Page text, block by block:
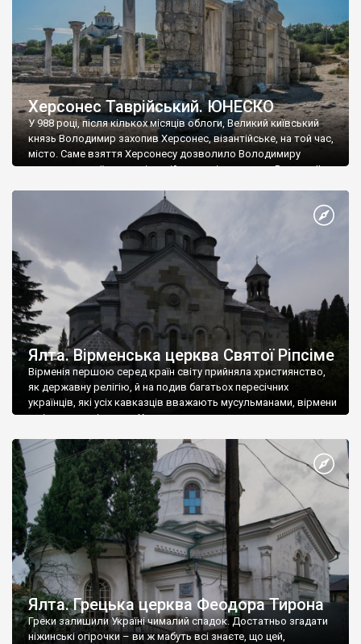
Херсонес Таврійський. ЮНЕСКО
У 988 році, після кількох місяців облоги, Великий київський
князь Володимир захопив Херсонес, візантійське, на той час,
місто. Саме взяття Херсонесу дозволило Володимиру
диктувати свої умови візантійському імператору Василю ІІ, та
Херсонесі Володимир-язичник, став Василем-християнином.
А потім було Хрещення Русі. На честь Херсонесу Таврійського
Ялта. Вірменська церква Святої Ріпсіме
Вірменія першою серед країн світу прийняла християнство,
як державну релігію, й на подив багатьох пересічних
українців, які усіх кавказців вважають мусульманами, вірмени
є відданими вірянами Христа
Ялта. Грецька церква Феодора Тирона
Греки залишили Україні чималий спадок. Достатньо згадати
ніжинські огірочки – ви ж мабуть всі знаєте, що цей,